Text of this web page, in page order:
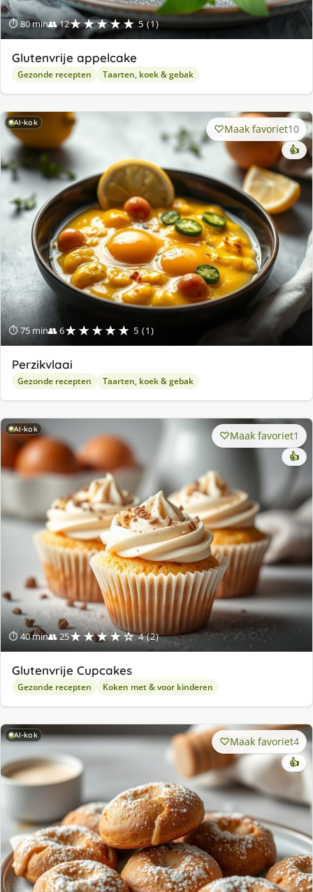
⏱ 80 min👥 12★★★★★ 5 (1)
Glutenvrije appelcake
Gezonde recepten Taarten, koek & gebak
AI-kok
⏱ 75 min👥 6★★★★★ 5 (1)
Maak favoriet10
👍
Perzikvlaai
Gezonde recepten Taarten, koek & gebak
AI-kok
⏱ 40 min👥 25★★★★☆ 4 (2)
Maak favoriet1
👍
Glutenvrije Cupcakes
Gezonde recepten Koken met & voor kinderen
AI-kok Maak favoriet4
👍